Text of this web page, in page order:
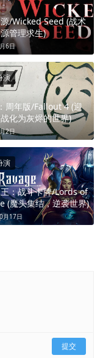
/Wicked Seed (战术
管理求生)
6日
周年版/Fallout 4 (迎
化为灰烬的世界)
2日
演
：战斗卡牌/Lords of
(魔头集结，逆袭世界)
月17日
演
提交